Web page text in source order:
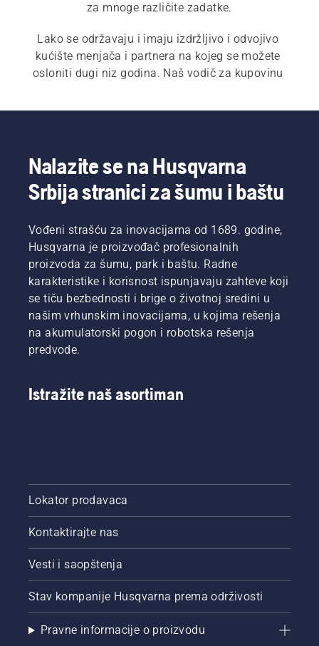
za mnoge različite zadatke.
Lako se održavaju i imaju izdržljivo i odvojivo
kućište menjača i partnera na kojeg se možete
osloniti dugi niz godina. Naš vodič za kupovinu
najbolju mašinu za sve svoje potrebe.
Nalazite se na Husqvarna
Srbija stranici za šumu i baštu
Vođeni strašću za inovacijama od 1689. godine,
Husqvarna je proizvođač profesionalnih
proizvoda za šumu, park i baštu. Radne
karakteristike i korisnost ispunjavaju zahteve koji
se tiču bezbednosti i brige o životnoj sredini u
našim vrhunskim inovacijama, u kojima rešenja
na akumulatorski pogon i robotska rešenja
predvode.
Istražite naš asortiman
Lokator prodavaca
Kontaktirajte nas
Vesti i saopštenja
Stav kompanije Husqvarna prema održivosti
Pravne informacije o proizvodu